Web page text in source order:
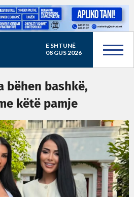
E SHTUNË
08 GUS 2026
bëhen bashkë,
këtë pamje